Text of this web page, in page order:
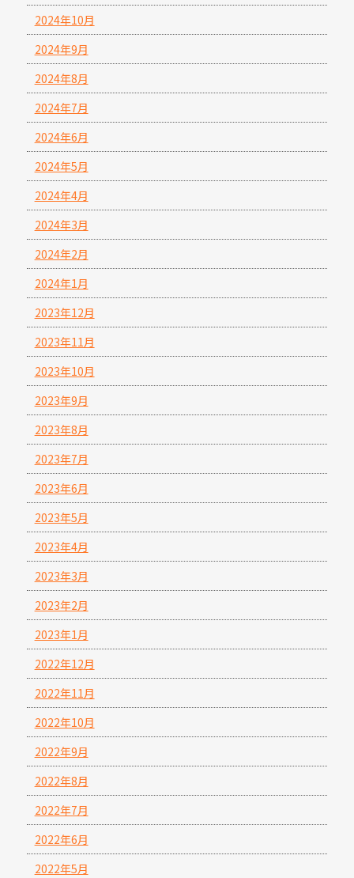
2024年10月
2024年9月
2024年8月
2024年7月
2024年6月
2024年5月
2024年4月
2024年3月
2024年2月
2024年1月
2023年12月
2023年11月
2023年10月
2023年9月
2023年8月
2023年7月
2023年6月
2023年5月
2023年4月
2023年3月
2023年2月
2023年1月
2022年12月
2022年11月
2022年10月
2022年9月
2022年8月
2022年7月
2022年6月
2022年5月